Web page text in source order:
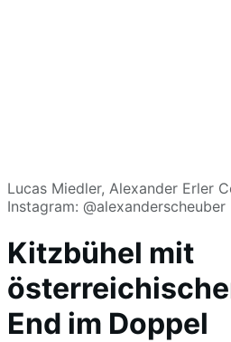
Lucas Miedler, Alexander Erler
Instagram: @alexanderscheuber
Kitzbühel mit
End im Doppel